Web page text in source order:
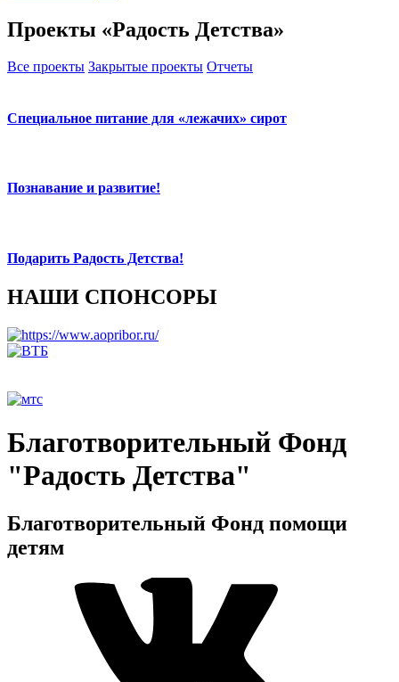
Проекты «Радость Детства»
Все проекты Закрытые проекты Отчеты
Специальное питание для «лежачих» сирот
Познавание и развитие!
Подарить Радость Детства!
НАШИ СПОНСОРЫ
Благотворительный Фонд
"Радость Детства"
Благотворительный Фонд помощи
детям